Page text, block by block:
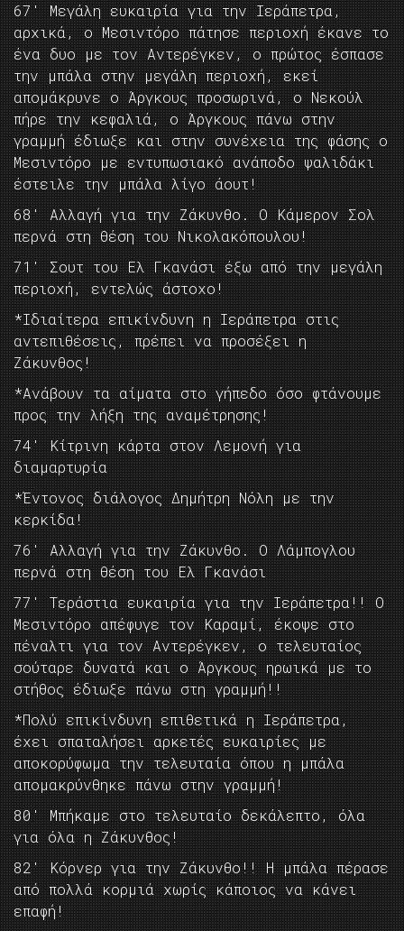
67′ Μεγάλη ευκαιρία για την Ιεράπετρα,
αρχικά, ο Μεσιντόρο πάτησε περιοχή έκανε το
ένα δυο με τον Αντερέγκεν, ο πρώτος έσπασε
την μπάλα στην μεγάλη περιοχή, εκεί
απομάκρυνε ο Άργκους προσωρινά, ο Νεκούλ
πήρε την κεφαλιά, ο Άργκους πάνω στην
γραμμή έδιωξε και στην συνέχεια της φάσης ο
Μεσιντόρο με εντυπωσιακό ανάποδο ψαλιδάκι
έστειλε την μπάλα λίγο άουτ!
68′ Αλλαγή για την Ζάκυνθο. Ο Κάμερον Σολ
περνά στη θέση του Νικολακόπουλου!
71′ Σουτ του Ελ Γκανάσι έξω από την μεγάλη
περιοχή, εντελώς άστοχο!
*Ιδιαίτερα επικίνδυνη η Ιεράπετρα στις
αντεπιθέσεις, πρέπει να προσέξει η
Ζάκυνθος!
*Ανάβουν τα αίματα στο γήπεδο όσο φτάνουμε
προς την λήξη της αναμέτρησης!
74′ Κίτρινη κάρτα στον Λεμονή για
διαμαρτυρία
*Έντονος διάλογος Δημήτρη Νόλη με την
κερκίδα!
76′ Αλλαγή για την Ζάκυνθο. Ο Λάμπογλου
περνά στη θέση του Ελ Γκανάσι
77′ Τεράστια ευκαιρία για την Ιεράπετρα!! Ο
Μεσιντόρο απέφυγε τον Καραμί, έκοψε στο
πέναλτι για τον Αντερέγκεν, ο τελευταίος
σούταρε δυνατά και ο Άργκους ηρωικά με το
στήθος έδιωξε πάνω στη γραμμή!!
*Πολύ επικίνδυνη επιθετικά η Ιεράπετρα,
έχει σπαταλήσει αρκετές ευκαιρίες με
αποκορύφωμα την τελευταία όπου η μπάλα
απομακρύνθηκε πάνω στην γραμμή!
80′ Μπήκαμε στο τελευταίο δεκάλεπτο, όλα
για όλα η Ζάκυνθος!
82′ Κόρνερ για την Ζάκυνθο!! Η μπάλα πέρασε
από πολλά κορμιά χωρίς κάποιος να κάνει
επαφή!